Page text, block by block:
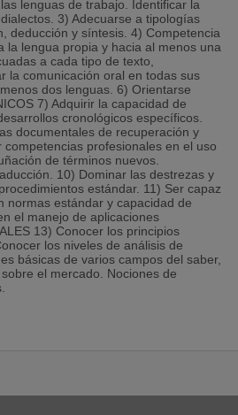
lenguas de trabajo. Identificar la
3) Adecuarse a tipologías
deducción y síntesis. 4) Competencia
la lengua propia y hacia al menos una
a cada tipo de texto,
la comunicación oral en todas sus
dos lenguas. 6) Orientarse
7) Adquirir la capacidad de
cronológicos específicos.
documentales de recuperación y
profesionales en el uso
de términos nuevos.
10) Dominar las destrezas y
estándar. 11) Ser capaz
normas estándar y capacidad de
el manejo de aplicaciones
13) Conocer los principios
los niveles de análisis de
básicas de varios campos del saber,
el mercado. Nociones de